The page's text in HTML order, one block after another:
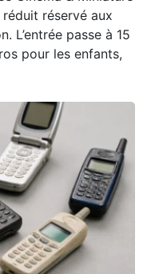
réservé aux
L’entrée passe à 15
pour les enfants,